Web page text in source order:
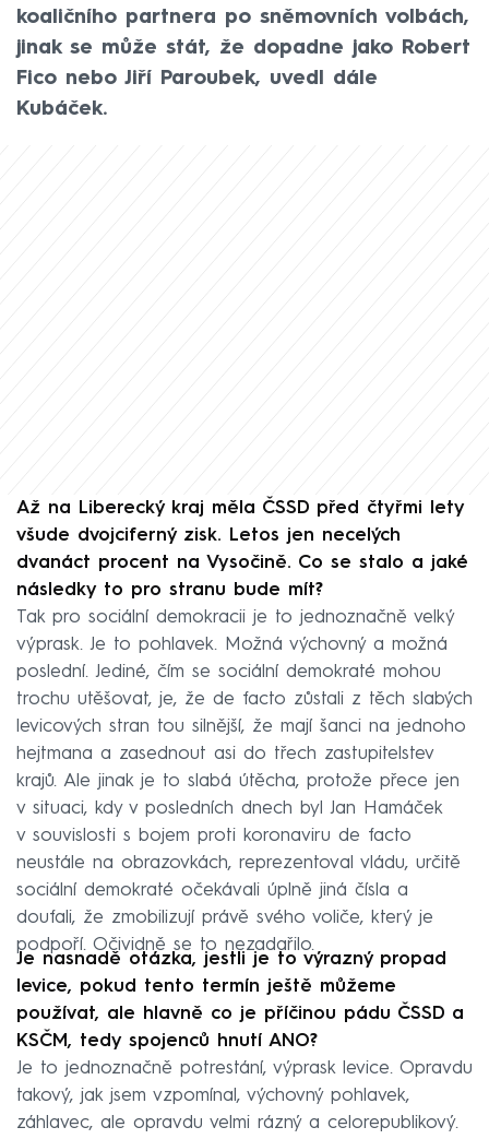
koaličního partnera po sněmovních volbách,
jinak se může stát, že dopadne jako Robert
Fico nebo Jiří Paroubek, uvedl dále
Kubáček.
Až na Liberecký kraj měla ČSSD před čtyřmi lety
všude dvojciferný zisk. Letos jen necelých
dvanáct procent na Vysočině. Co se stalo a jaké
následky to pro stranu bude mít?
Tak pro sociální demokracii je to jednoznačně velký
výprask. Je to pohlavek. Možná výchovný a možná
poslední. Jediné, čím se sociální demokraté mohou
trochu utěšovat, je, že de facto zůstali z těch slabých
levicových stran tou silnější, že mají šanci na jednoho
hejtmana a zasednout asi do třech zastupitelstev
krajů. Ale jinak je to slabá útěcha, protože přece jen
v situaci, kdy v posledních dnech byl Jan Hamáček
v souvislosti s bojem proti koronaviru de facto
neustále na obrazovkách, reprezentoval vládu, určitě
sociální demokraté očekávali úplně jiná čísla a
doufali, že zmobilizují právě svého voliče, který je
podpoří. Očividně se to nezadařilo.
Je nasnadě otázka, jestli je to výrazný propad
levice, pokud tento termín ještě můžeme
používat, ale hlavně co je příčinou pádu ČSSD a
KSČM, tedy spojenců hnutí ANO?
Je to jednoznačně potrestání, výprask levice. Opravdu
takový, jak jsem vzpomínal, výchovný pohlavek,
záhlavec, ale opravdu velmi rázný a celorepublikový.